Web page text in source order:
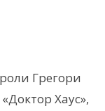
Грегори
Хаус»,